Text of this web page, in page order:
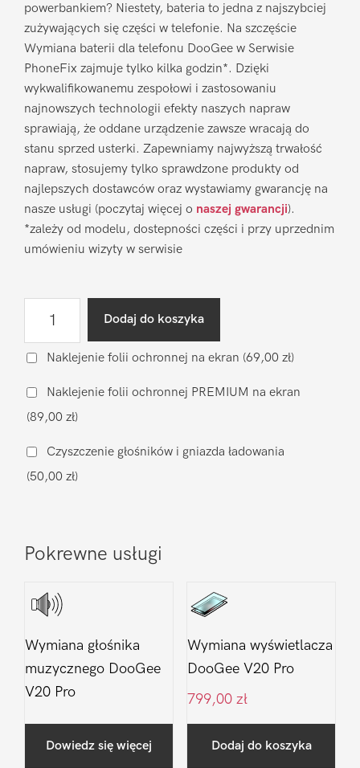
powerbankiem? Niestety, bateria to jedna z najszybciej
zużywających się części w telefonie. Na szczęście
Wymiana baterii dla telefonu DooGee w Serwisie
PhoneFix zajmuje tylko kilka godzin*. Dzięki
wykwalifikowanemu zespołowi i zastosowaniu
najnowszych technologii efekty naszych napraw
sprawiają, że oddane urządzenie zawsze wracają do
stanu sprzed usterki. Zapewniamy najwyższą trwałość
napraw, stosujemy tylko sprawdzone produkty od
najlepszych dostawców oraz wystawiamy gwarancję na
nasze usługi (poczytaj więcej o naszej gwarancji).
*zależy od modelu, dostepności części i przy uprzednim
umówieniu wizyty w serwisie
baterii
V20
Pro
Dodaj do koszyka
Naklejenie folii ochronnej na ekran (69,00 zł)
Naklejenie folii ochronnej PREMIUM na ekran
(89,00 zł)
Czyszczenie głośników i gniazda ładowania
(50,00 zł)
Pokrewne usługi
Wymiana głośnika
muzycznego DooGee
V20 Pro
Dowiedz się więcej
Wymiana wyświetlacza
DooGee V20 Pro
799,00 zł
Dodaj do koszyka